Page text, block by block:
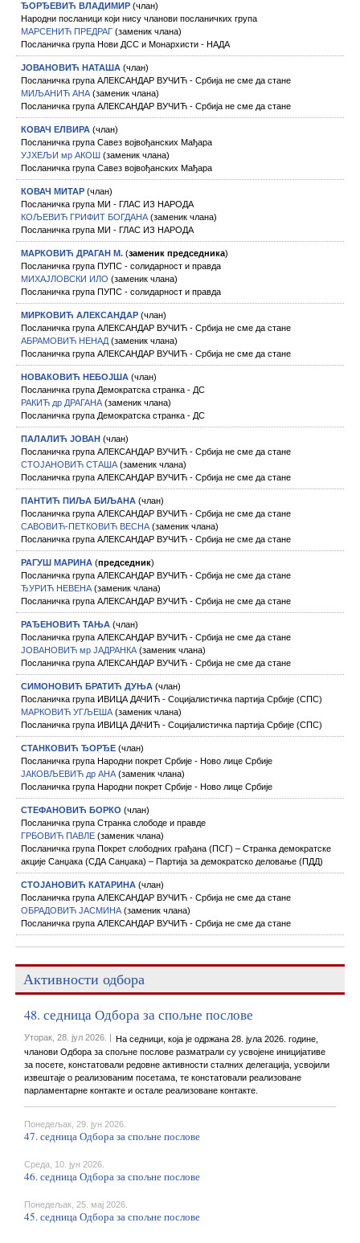
ЂОРЂЕВИЋ ВЛАДИМИР (члан)
Народни посланици који нису чланови посланичких група
МАРСЕНИЋ ПРЕДРАГ (заменик члана)
Посланичка група Нови ДСС и Монархисти - НАДА
ЈОВАНОВИЋ НАТАША (члан)
Посланичка група АЛЕКСАНДАР ВУЧИЋ - Србија не сме да стане
МИЉАНИЋ АНА (заменик члана)
Посланичка група АЛЕКСАНДАР ВУЧИЋ - Србија не сме да стане
КОВАЧ ЕЛВИРА (члан)
Посланичка група Савез војвођанских Мађара
УЈХЕЉИ мр АКОШ (заменик члана)
Посланичка група Савез војвођанских Мађара
КОВАЧ МИТАР (члан)
Посланичка група МИ - ГЛАС ИЗ НАРОДА
КОЉЕВИЋ ГРИФИТ БОГДАНА (заменик члана)
Посланичка група МИ - ГЛАС ИЗ НАРОДА
МАРКОВИЋ ДРАГАН М. (заменик председника)
Посланичка група ПУПС - солидарност и правда
МИХАЈЛОВСКИ ИЛО (заменик члана)
Посланичка група ПУПС - солидарност и правда
МИРКОВИЋ АЛЕКСАНДАР (члан)
Посланичка група АЛЕКСАНДАР ВУЧИЋ - Србија не сме да стане
АБРАМОВИЋ НЕНАД (заменик члана)
Посланичка група АЛЕКСАНДАР ВУЧИЋ - Србија не сме да стане
НОВАКОВИЋ НЕБОЈША (члан)
Посланичка група Демократска странка - ДС
РАКИЋ др ДРАГАНА (заменик члана)
Посланичка група Демократска странка - ДС
ПАЛАЛИЋ ЈОВАН (члан)
Посланичка група АЛЕКСАНДАР ВУЧИЋ - Србија не сме да стане
СТОЈАНОВИЋ СТАША (заменик члана)
Посланичка група АЛЕКСАНДАР ВУЧИЋ - Србија не сме да стане
ПАНТИЋ ПИЉА БИЉАНА (члан)
Посланичка група АЛЕКСАНДАР ВУЧИЋ - Србија не сме да стане
САВОВИЋ-ПЕТКОВИЋ ВЕСНА (заменик члана)
Посланичка група АЛЕКСАНДАР ВУЧИЋ - Србија не сме да стане
РАГУШ МАРИНА (председник)
Посланичка група АЛЕКСАНДАР ВУЧИЋ - Србија не сме да стане
ЂУРИЋ НЕВЕНА (заменик члана)
Посланичка група АЛЕКСАНДАР ВУЧИЋ - Србија не сме да стане
РАЂЕНОВИЋ ТАЊА (члан)
Посланичка група АЛЕКСАНДАР ВУЧИЋ - Србија не сме да стане
ЈОВАНОВИЋ мр ЈАДРАНКА (заменик члана)
Посланичка група АЛЕКСАНДАР ВУЧИЋ - Србија не сме да стане
СИМОНОВИЋ БРАТИЋ ДУЊА (члан)
Посланичка група ИВИЦА ДАЧИЋ - Социјалистичка партија Србије (СПС)
МАРКОВИЋ УГЉЕША (заменик члана)
Посланичка група ИВИЦА ДАЧИЋ - Социјалистичка партија Србије (СПС)
СТАНКОВИЋ ЂОРЂЕ (члан)
Посланичка група Народни покрет Србије - Ново лице Србије
ЈАКОВЉЕВИЋ др АНА (заменик члана)
Посланичка група Народни покрет Србије - Ново лице Србије
СТЕФАНОВИЋ БОРКО (члан)
Посланичка група Странка слободе и правде
ГРБОВИЋ ПАВЛЕ (заменик члана)
Посланичка група Покрет слободних грађана (ПСГ) – Странка демократске
акције Санџака (СДА Санџака) – Партија за демократско деловање (ПДД)
СТОЈАНОВИЋ КАТАРИНА (члан)
Посланичка група АЛЕКСАНДАР ВУЧИЋ - Србија не сме да стане
ОБРАДОВИЋ ЈАСМИНА (заменик члана)
Посланичка група АЛЕКСАНДАР ВУЧИЋ - Србија не сме да стане
Активности одбора
48. седница Одбора за спољне послове
Уторак, 28. јул 2026. | На седници, која је одржана 28. јула 2026. године,
чланови Одбора за спољне послове разматрали су усвојене иницијативе
за посете, констатовали редовне активности сталних делегација, усвојили
извештаје о реализованим посетама, те констатовали реализоване
парламентарне контакте и остале реализоване контакте.
Понедељак, 29. јун 2026.
47. седница Одбора за спољне послове
Среда, 10. јун 2026.
46. седница Одбора за спољне послове
Понедељак, 25. мај 2026.
45. седница Одбора за спољне послове